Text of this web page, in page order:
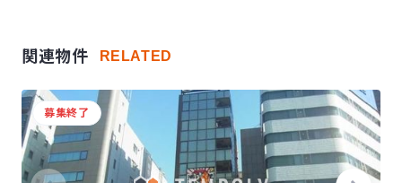
関連物件 RELATED
募集終了